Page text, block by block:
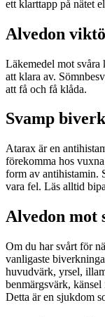
ett klarttapp på nätet
Alvedon
Läkemedel mot svåra
att klara av.
att få och få klåda.
Svamp
Atarax är en
förekomma hos
form av antihistamin.
vara fel. Läs alltid
Alvedon mot
Om du har svårt för
vanligaste
huvudvärk, yrsel,
benmärgsvärk,
Detta är en sjukdom